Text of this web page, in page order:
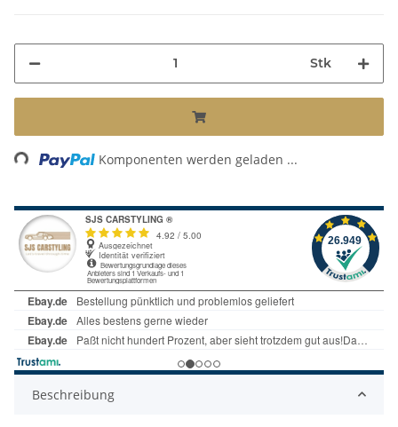
Stk
Loading... Komponenten werden geladen ...
Beschreibung